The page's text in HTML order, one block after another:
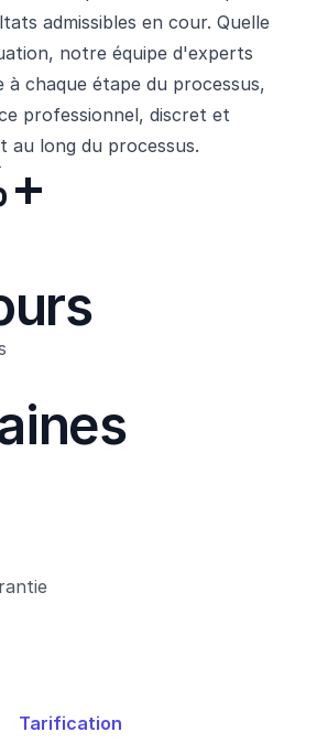
admissibles en cour. Quelle
notre équipe d'experts
à chaque étape du processus,
professionnel, discret et
au long du processus.
Tarification